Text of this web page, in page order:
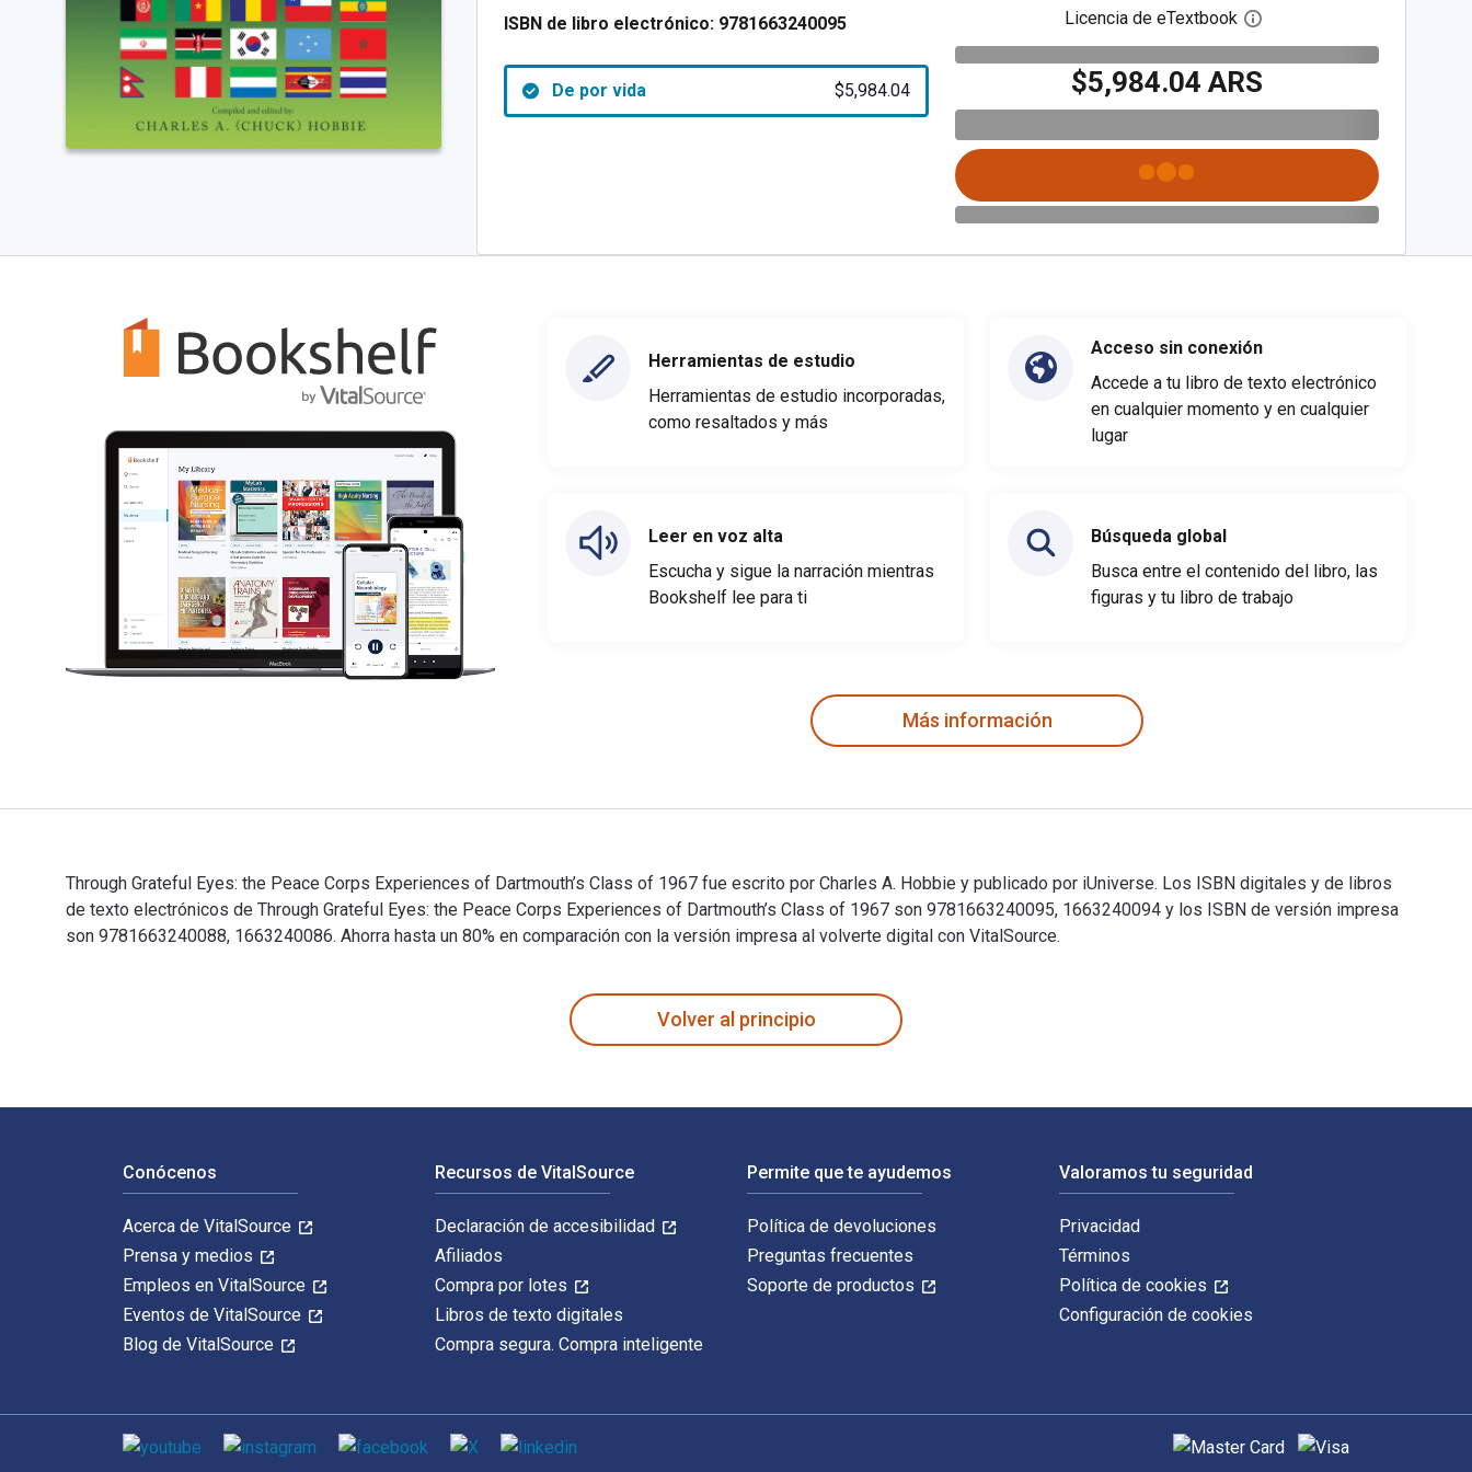
ISBN de libro electrónico: 9781663240095
De por vida $5,984.04
Licencia de eTextbook Abre el cuadro de diálogo
$5,984.04 ARS
Herramientas de estudio
Herramientas de estudio incorporadas,
como resaltados y más
Leer en voz alta
Escucha y sigue la narración mientras
Bookshelf lee para ti
Acceso sin conexión
Accede a tu libro de texto electrónico
en cualquier momento y en cualquier
lugar
Búsqueda global
Busca entre el contenido del libro, las
figuras y tu libro de trabajo
Más información
Through Grateful Eyes: the Peace Corps Experiences of Dartmouth’s Class of 1967 fue escrito por Charles A. Hobbie y publicado por iUniverse. Los ISBN digitales y de libros
de texto electrónicos de Through Grateful Eyes: the Peace Corps Experiences of Dartmouth’s Class of 1967 son 9781663240095, 1663240094 y los ISBN de versión impresa
son 9781663240088, 1663240086. Ahorra hasta un 80% en comparación con la versión impresa al volverte digital con VitalSource.
Volver al principio
Conócenos
Acerca de VitalSource
Prensa y medios
Empleos en VitalSource
Eventos de VitalSource
Blog de VitalSource
Recursos de VitalSource
Declaración de accesibilidad
Afiliados
Compra por lotes
Libros de texto digitales
Compra segura. Compra inteligente
Permite que te ayudemos
Política de devoluciones
Preguntas frecuentes
Soporte de productos
Valoramos tu seguridad
Privacidad
Términos
Política de cookies
Configuración de cookies
Medios de comunicación social Métodos de pago admitidos